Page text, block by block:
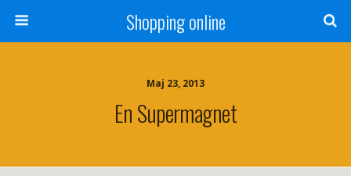
Shopping online
Maj 23, 2013
En Supermagnet